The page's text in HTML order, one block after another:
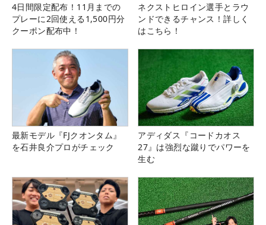
4日間限定配布！11月までの
プレーに2回使える1,500円分
クーポン配布中！
ネクストヒロイン選手とラウ
ンドできるチャンス！詳しく
はこちら！
最新モデル『FJクオンタム』
を石井良介プロがチェック
アディダス『コードカオス
27』は強烈な蹴りでパワーを
生む